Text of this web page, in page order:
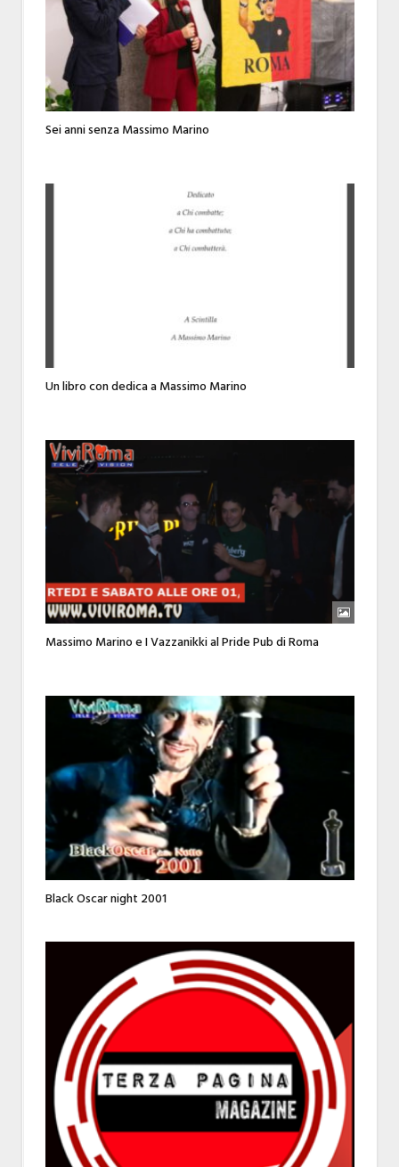
Sei anni senza Massimo Marino
Un libro con dedica a Massimo Marino
Massimo Marino e I Vazzanikki al Pride Pub di Roma
Black Oscar night 2001